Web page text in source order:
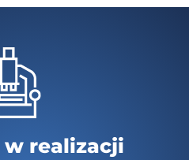
realizacji